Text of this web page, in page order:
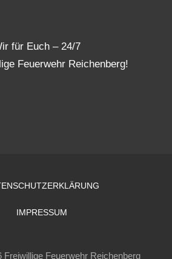
für Euch – 24/7
Feuerwehr Reichenberg!
IMPRESSUM
Feuerwehr Reichenberg